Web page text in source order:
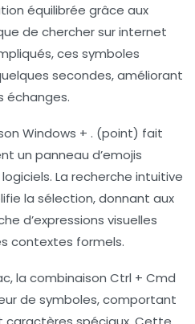
équilibrée grâce aux
de chercher sur internet
ces symboles
secondes, améliorant
échanges.
Windows + . (point) fait
un panneau d’emojis
La recherche intuitive
la sélection, donnant aux
d’expressions visuelles
contextes formels.
la combinaison Ctrl + Cmd
de symboles, comportant